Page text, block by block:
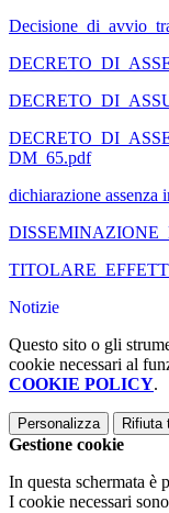
DM_65.pdf
dichiarazione
Notizie
Questo sito o gli
cookie necessari al
COOKIE POLICY.
Personalizza Rifiuta
Gestione cookie
In questa schermata è
I cookie necessari